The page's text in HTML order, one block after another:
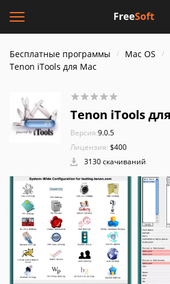
Бесплатные программы Mac OS
Tenon iTools для Mac
Tenon iTools
Версия:9.0.5
Лицензия: $400
3130 скачиваний